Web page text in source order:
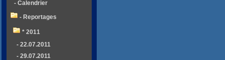
- Calendrier
- Reportages
* 2011
- 22.07.2011
- 29.07.2011